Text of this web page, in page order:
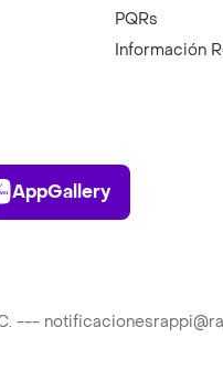
PQRs
Información
AppGallery
AppGallery
---